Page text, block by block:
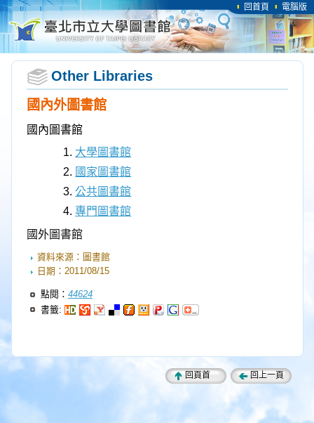
回首頁 電腦版
Other Libraries
國內外圖書館
國內圖書館
大學圖書館
國家圖書館
公共圖書館
專門圖書館
國外圖書館
資料來源： 圖書館
日期： 2011/08/15
點閱： 44624
書籤:
回頁首 回上一頁